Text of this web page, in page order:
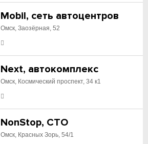
Mobil, сеть автоцентров
Омск, Заозёрная, 52
Next, автокомплекс
Омск, Космический проспект, 34 к1
NonStop, СТО
Омск, Красных Зорь, 54/1